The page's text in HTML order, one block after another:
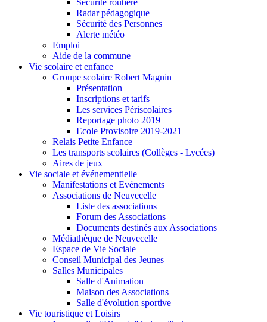
Radar pédagogique
Sécurité des Personnes
Alerte météo
Emploi
Aide de la commune
Vie scolaire et enfance
Groupe scolaire Robert Magnin
Présentation
Inscriptions et tarifs
Les services Périscolaires
Reportage photo 2019
Ecole Provisoire 2019-2021
Relais Petite Enfance
Les transports scolaires (Collèges - Lycées)
Aires de jeux
Vie sociale et événementielle
Manifestations et Evénements
Associations de Neuvecelle
Liste des associations
Forum des Associations
Documents destinés aux Associations
Médiathèque de Neuvecelle
Espace de Vie Sociale
Conseil Municipal des Jeunes
Salles Municipales
Salle d'Animation
Maison des Associations
Salle d'évolution sportive
Vie touristique et Loisirs